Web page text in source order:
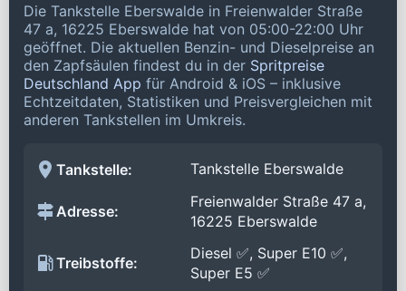
Die Tankstelle Eberswalde in Freienwalder Straße
47 a, 16225 Eberswalde hat von 05:00-22:00 Uhr
geöffnet. Die aktuellen Benzin- und Dieselpreise an
den Zapfsäulen findest du in der Spritpreise
Deutschland App für Android & iOS – inklusive
Echtzeitdaten, Statistiken und Preisvergleichen mit
anderen Tankstellen im Umkreis.
Tankstelle: Tankstelle Eberswalde
Adresse:
Freienwalder Straße 47 a,
16225 Eberswalde
Treibstoffe:
Diesel ✅, Super E10 ✅,
Super E5 ✅